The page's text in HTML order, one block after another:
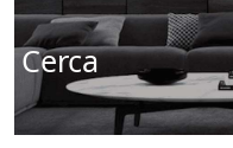
Cerca